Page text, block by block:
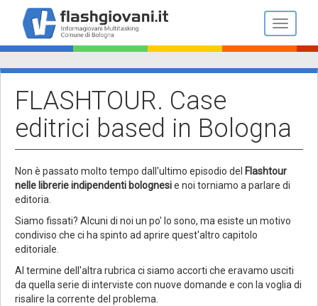
contenuto
principale
Toggle
FLASHTOUR. Case
editrici based in Bologna
Non è passato molto tempo dall'ultimo episodio del Flashtour
nelle librerie indipendenti bolognesie noi torniamo a parlare di
editoria.
Siamo fissati? Alcuni di noi un po' lo sono, ma esiste un motivo
condiviso che ci ha spinto ad aprire quest'altro capitolo
editoriale.
Al termine dell'altra rubrica ci siamo accorti che eravamo usciti
da quella serie di interviste con nuove domande e con la voglia di
risalire la corrente del problema.